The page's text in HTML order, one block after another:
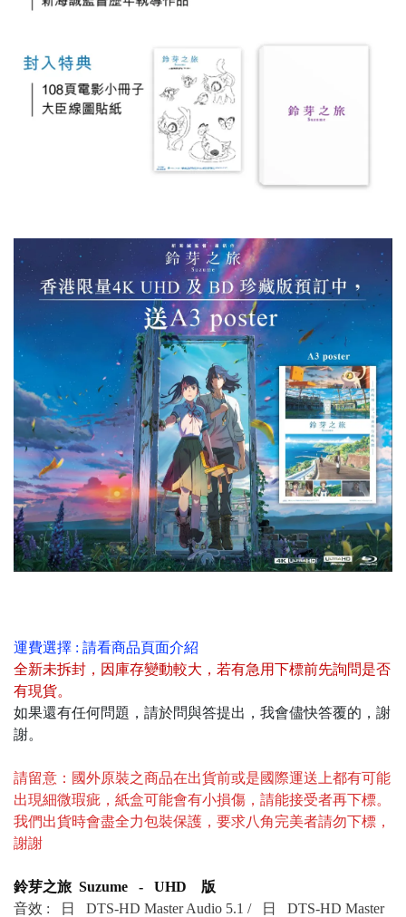
運費選擇 : 請看商品頁面介紹
全新未拆封 ， 因庫存變動較大，若有急用下標前先詢問是否
有現貨。
如果還有任何問題，請於問與答提出，我會儘快答覆的，謝
謝。
請留意：國外原裝之商品在出貨前或是國際運送上都有可能
出現細微瑕疵，紙盒可能會有小損傷，請能接受者再下標。
我們出貨時會盡全力包裝保護，要求八角完美者請勿下標，
謝謝
鈴芽之旅 Suzume - UHD 版
音效 :
日 DTS-HD Master Audio 5.1 /
日 DTS-HD Master